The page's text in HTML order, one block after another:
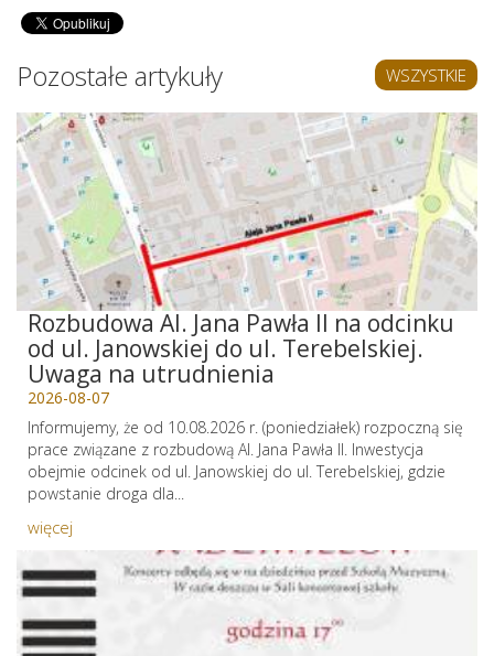
Pozostałe artykuły WSZYSTKIE
Rozbudowa Al. Jana Pawła II na odcinku
od ul. Janowskiej do ul. Terebelskiej.
Uwaga na utrudnienia
2026-08-07
Informujemy, że od 10.08.2026 r. (poniedziałek) rozpoczną się
prace związane z rozbudową Al. Jana Pawła II. Inwestycja
obejmie odcinek od ul. Janowskiej do ul. Terebelskiej, gdzie
powstanie droga dla...
więcej